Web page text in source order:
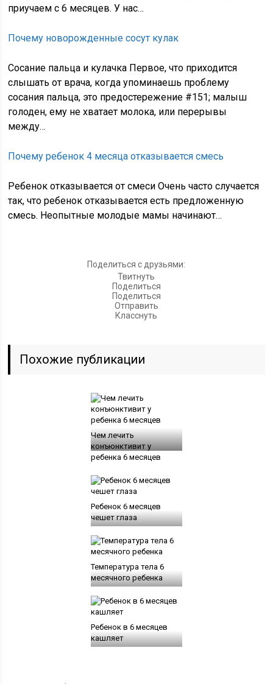
приучаем с 6 месяцев. У нас…
Почему новорожденные сосут кулак
Сосание пальца и кулачка Первое, что приходится
слышать от врача, когда упоминаешь проблему
сосания пальца, это предостережение #151; малыш
голоден, ему не хватает молока, или перерывы
между…
Почему ребенок 4 месяца отказывается смесь
Ребенок отказывается от смеси Очень часто случается
так, что ребенок отказывается есть предложенную
смесь. Неопытные молодые мамы начинают…
Поделиться с друзьями:
Твитнуть
Поделиться
Поделиться
Отправить
Класснуть
Похожие публикации
Чем лечить
конъюнктивит у
ребенка 6 месяцев
Ребенок 6 месяцев
чешет глаза
Температура тела 6
месячного ребенка
Ребенок в 6 месяцев
кашляет